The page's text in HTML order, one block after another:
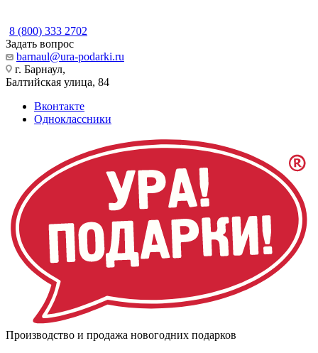
8 (800) 333 2702
Задать вопрос
barnaul@ura-podarki.ru
г. Барнаул,
Балтийская улица, 84
Вконтакте
Одноклассники
Производство и продажа новогодних подарков